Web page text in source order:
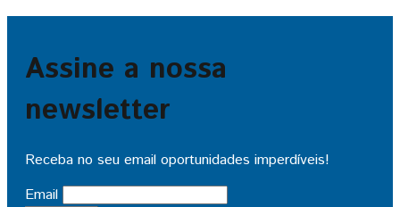
Assine a nossa
newsletter
Receba no seu email oportunidades imperdíveis!
Email